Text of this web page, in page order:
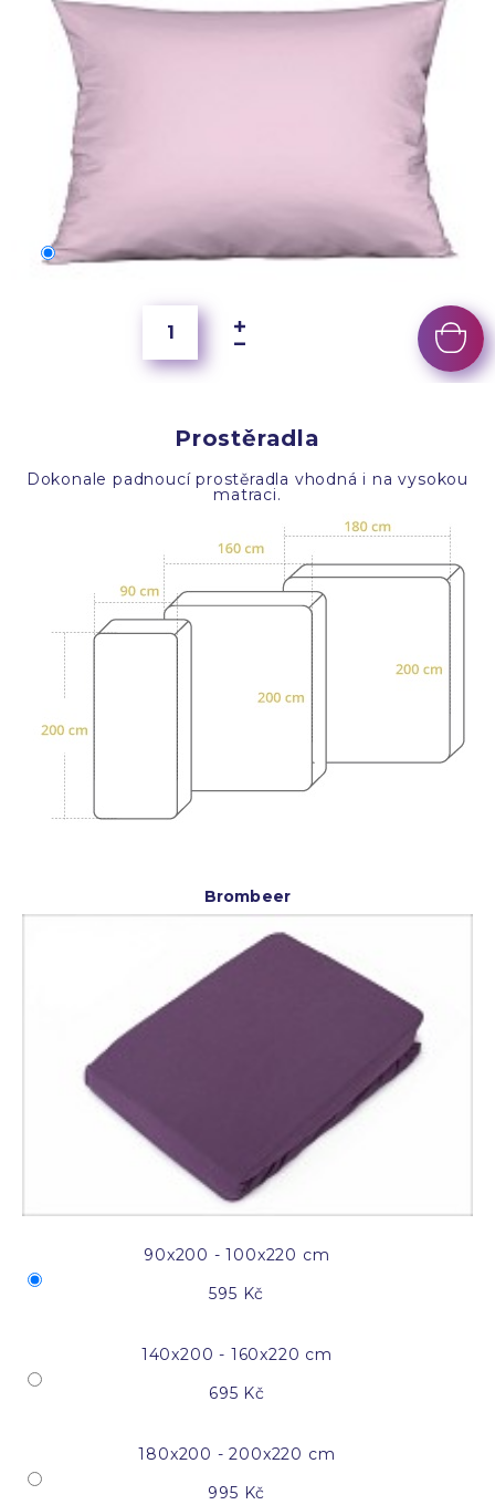
70x50 cm
Prostěradla
Dokonale padnoucí prostěradla vhodná i na vysokou
matraci.
Brombeer
90x200 - 100x220 cm
595 Kč
140x200 - 160x220 cm
695 Kč
180x200 - 200x220 cm
995 Kč